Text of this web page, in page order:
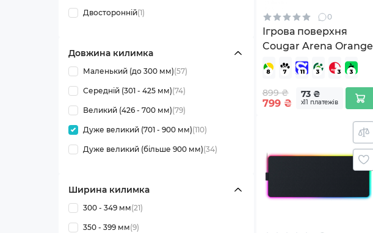
Двосторонній(1)
Довжина килимка
Маленький (до 300 мм)(57)
Середній (301 - 425 мм)(74)
Великий (426 - 700 мм)(79)
Дуже великий (701 - 900 мм)(110)
Дуже великий (більше 900 мм)(34)
Ширина килимка
300 - 349 мм(21)
350 - 399 мм(9)
0
Ігрова поверхня
Cougar Arena Orange
899 ₴
799 ₴
73 ₴
х11 платежів